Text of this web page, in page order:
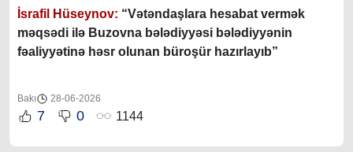
İsrafil Hüseynov: “Vətəndaşlara hesabat vermək
məqsədi ilə Buzovna bələdiyyəsi bələdiyyənin
fəaliyyətinə həsr olunan büroşür hazırlayıb”
Bakı 28-06-2026
7 0 1144